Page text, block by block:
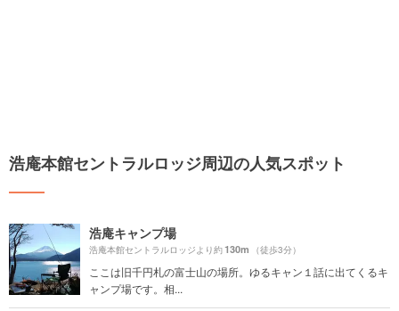
浩庵本館セントラルロッジ周辺の人気スポット
浩庵キャンプ場
浩庵本館セントラルロッジより約130m （徒歩3分）
ここは旧千円札の富士山の場所。ゆるキャン１話に出てくるキ
ャンプ場です。相...